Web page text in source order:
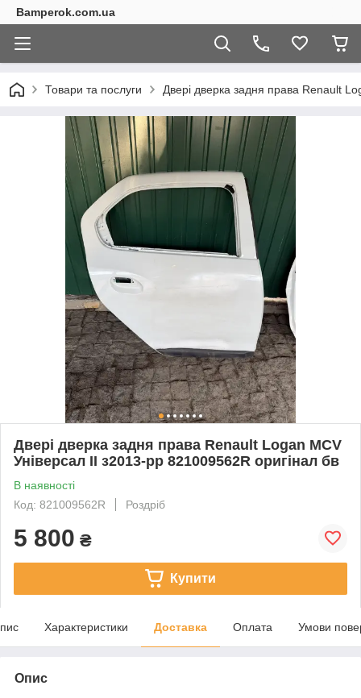
Bamperok.com.ua
Товари та послуги Двері дверка задня права Renault
Двері дверка задня права Renault Logan MCV
Універсал II з2013-рр 821009562R оригінал бв
В наявності
Код: 821009562R
Роздріб
5 800 ₴
Купити
Характеристики Доставка Оплата Умови
Опис